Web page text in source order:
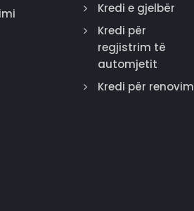
Kredi e gjelbër
Kredi për
regjistrim të
automjetit
Kredi për renovim